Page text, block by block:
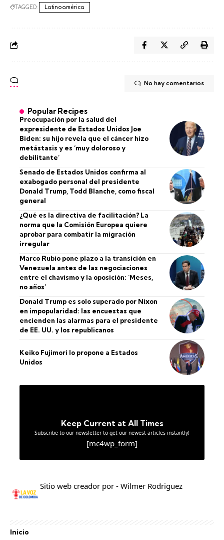
TAGGED: Latinoamérica
No hay comentarios
Popular Recipes
Preocupación por la salud del
expresidente de Estados Unidos Joe
Biden: su hijo revela que el cáncer hizo
metástasis y es ‘muy doloroso y
debilitante’
Senado de Estados Unidos confirma al
exabogado personal del presidente
Donald Trump, Todd Blanche, como fiscal
general
¿Qué es la directiva de facilitación? La
norma que la Comisión Europea quiere
aprobar para combatir la migración
irregular
Marco Rubio pone plazo a la transición en
Venezuela antes de las negociaciones
entre el chavismo y la oposición: ‘Meses,
no años’
Donald Trump es solo superado por Nixon
en impopularidad: las encuestas que
encienden las alarmas para el presidente
de EE. UU. y los republicanos
Keiko Fujimori lo propone a Estados
Unidos
Keep Current at All Times
Subscribe to our newsletter to get our newest articles instantly!
[mc4wp_form]
Sitio web creador por - Wilmer Rodriguez
Inicio